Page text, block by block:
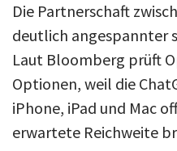
iPad
Tests
Tipps
Magazine
Die Partnerschaft
deutlich angespannter
Laut Bloomberg prüft
Optionen, weil die
iPhone, iPad und Mac
erwartete Reichweite